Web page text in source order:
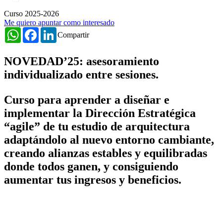
Curso 2025-2026
Me quiero apuntar como interesado
Compartir
WhatsAppFacebookLinkedIn
NOVEDAD’25: asesoramiento
individualizado entre sesiones.
Curso para aprender a diseñar e
implementar la Dirección Estratégica
“agile” de tu estudio de arquitectura
adaptándolo al nuevo entorno cambiante,
creando alianzas estables y equilibradas
donde todos ganen, y consiguiendo
aumentar tus ingresos y beneficios.